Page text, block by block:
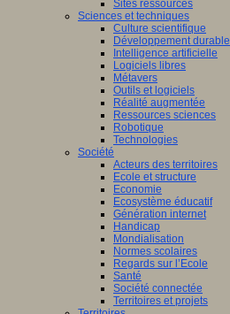
Sites ressources
Sciences et techniques
Culture scientifique
Développement durable
Intelligence artificielle
Logiciels libres
Métavers
Outils et logiciels
Réalité augmentée
Ressources sciences
Robotique
Technologies
Société
Acteurs des territoires
Ecole et structure
Economie
Ecosystème éducatif
Génération internet
Handicap
Mondialisation
Normes scolaires
Regards sur l’Ecole
Santé
Société connectée
Territoires et projets